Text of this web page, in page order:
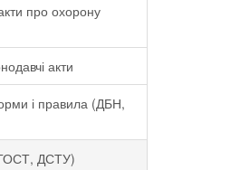
про охорону
акти
і правила (ДБН,
ДСТУ)